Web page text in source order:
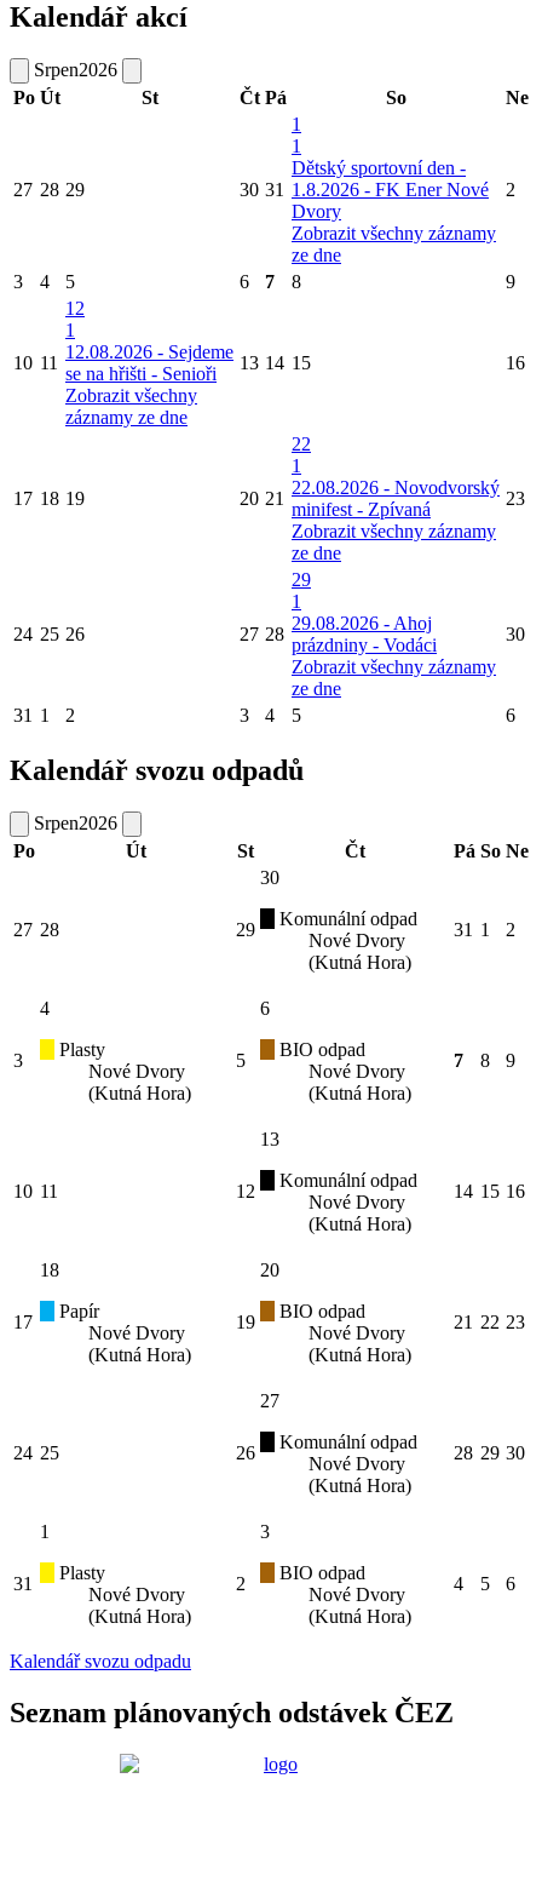
Kalendář akcí
Srpen2026
Po Út St Čt Pá So Ne
27 28 29 30 31
1
1
Dětský sportovní den -
1.8.2026 - FK Ener Nové
Dvory
Zobrazit všechny záznamy
ze dne
2
3 4 5 6 7 8 9
10 11
12
1
12.08.2026 - Sejdeme
se na hřišti - Senioři
Zobrazit všechny
záznamy ze dne
13 14 15 16
17 18 19 20 21
22
1
22.08.2026 - Novodvorský
minifest - Zpívaná
Zobrazit všechny záznamy
ze dne
23
24 25 26 27 28
29
1
29.08.2026 - Ahoj
prázdniny - Vodáci
Zobrazit všechny záznamy
ze dne
30
31 1 2 3 4 5 6
Kalendář svozu odpadů
Srpen2026
Po
Út St Čt Pá So Ne
27 28 29
30
Komunální odpad
Nové Dvory
(Kutná Hora)
31 1 2
3
4
Plasty
Nové Dvory
(Kutná Hora)
5
6
BIO odpad
Nové Dvory
(Kutná Hora)
7 8 9
10 11 12
13
Komunální odpad
Nové Dvory
(Kutná Hora)
14 15 16
17
18
Papír
Nové Dvory
(Kutná Hora)
19
20
BIO odpad
Nové Dvory
(Kutná Hora)
21 22 23
24 25 26
27
Komunální odpad
Nové Dvory
(Kutná Hora)
28 29 30
31
1
Plasty
Nové Dvory
(Kutná Hora)
2
3
BIO odpad
Nové Dvory
(Kutná Hora)
4 5 6
Kalendář svozu odpadu
Seznam plánovaných odstávek ČEZ